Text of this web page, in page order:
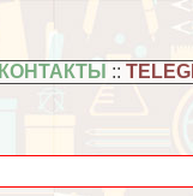
КОНТАКТЫ ::